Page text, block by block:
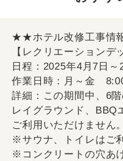
★★ホテル改修工事
【レクリエーションデ
日程：2025年4月7日
作業日時：月～金
詳細：この期間中、6
レイグラウンド、BBQ
ご利用いただけません。
※サウナ、トイレはご
※コンクリートの穴あ